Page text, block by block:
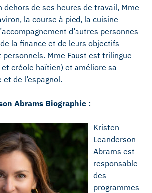
dehors de ses heures de travail, Mme
la course à pied, la cuisine
d’autres personnes
la finance et de leurs objectifs
personnels. Mme Faust est trilingue
et créole haïtien) et améliore sa
de l’espagnol.
Abrams Biographie :
Kristen
Leanderson
Abrams est
responsable
des
programmes